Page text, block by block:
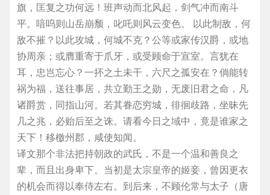
旗，匡复之功何远！班声动而北风起，剑气冲而南斗
平。喑呜则山岳崩颓，叱吒则风云变色。 以此制敌，何
敌不摧？以此攻城，何城不克？公等或家传汉爵，或地
协周亲；或膺重寄于爪牙，或受顾命于宣室。言犹在
耳，忠岂忘心？一抔之土未干，六尺之孤安在？倘能转
祸为福，送往事居，共立勤王之勋，无废旧君之命，凡
诸爵赏，同指山河。若其眷恋穷城，徘徊歧路，坐昧先
几之兆，必贻后至之诛。请看今日之域中，竟是谁家之
天下！移檄州郡，咸使知闻。
译文那个非法把持朝政的武氏，不是一个温和善良之
辈，而且出身卑下。当初是太宗皇帝的姬妾，曾因更衣
的机会而得以奉侍左右。到后来，不顾伦常与太子（唐